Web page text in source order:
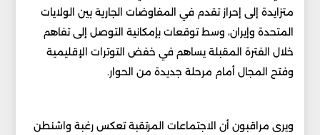
متزايدة إلى إحراز تقدم في المفاوضات الجارية بين الولايات
المتحدة وإيران، وسط توقعات بإمكانية التوصل إلى تفاهم
خلال الفترة المقبلة يساهم في خفض التوترات الإقليمية
وفتح المجال أمام مرحلة جديدة من الحوار.
ويرى مراقبون أن الاجتماعات المرتقبة تعكس رغبة واشنطن